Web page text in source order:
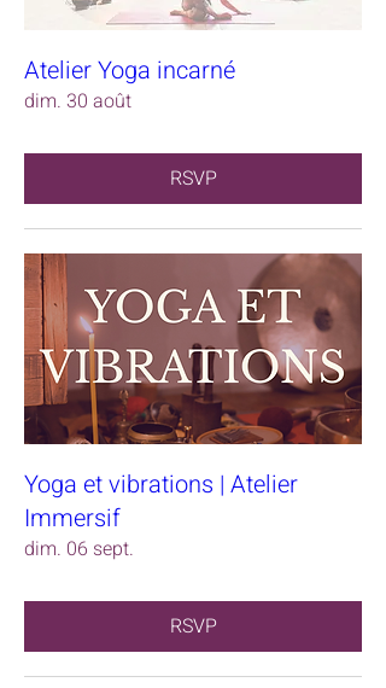
Atelier Yoga incarné
dim. 30 août
RSVP
Yoga et vibrations | Atelier
Immersif
dim. 06 sept.
RSVP